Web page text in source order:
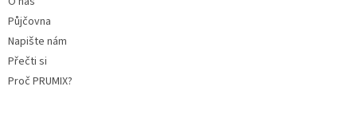
Půjčovna
Napište nám
Přečti si
Proč PRUMIX?